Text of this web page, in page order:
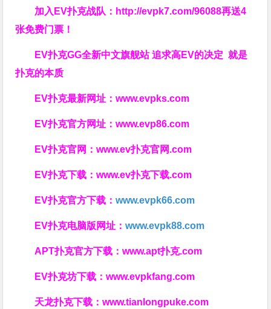
加入EV扑克战队： http://evpk7.com/96088再送4
张免费门票！
EV扑克GG全新中文旗舰站追求高EV的决定就是
扑克的本质
EV扑克最新网址：www.evpks.com
EV扑克官方网址：www.evp86.com
EV扑克官网：www.ev扑克官网.com
EV扑克下载：www.ev扑克下载.com
EV扑克官方下载：www.evpk66.com
EV扑克电脑版网址：www.evpk88.com
APT扑克官方下载：www.apt扑克.com
EV扑克坊下载：www.evpkfang.com
天龙扑克下载：www.tianlongpuke.com